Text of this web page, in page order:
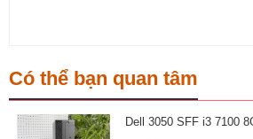
Có thể bạn quan tâm
Dell 3050 SFF i3 7100